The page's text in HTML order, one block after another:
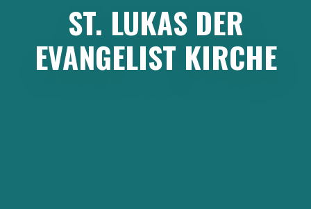
ST. LUKAS DER
EVANGELIST KIRCHE